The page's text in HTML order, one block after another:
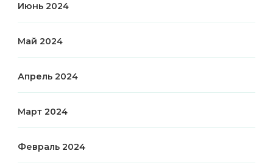
Июнь 2024
Май 2024
Апрель 2024
Март 2024
Февраль 2024